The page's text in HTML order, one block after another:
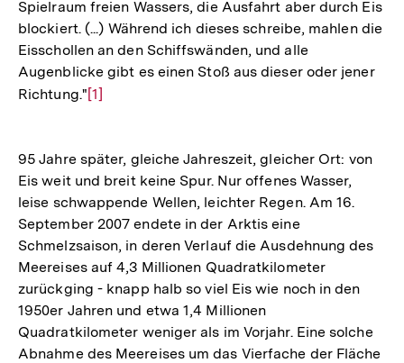
Spielraum freien Wassers, die Ausfahrt aber durch Eis
blockiert. (...) Während ich dieses schreibe, mahlen die
Eisschollen an den Schiffswänden, und alle
Augenblicke gibt es einen Stoß aus dieser oder jener
Richtung."Zur
Fußnote
[1]
95 Jahre später, gleiche Jahreszeit, gleicher Ort: von
Eis weit und breit keine Spur. Nur offenes Wasser,
leise schwappende Wellen, leichter Regen. Am 16.
September 2007 endete in der Arktis eine
Schmelzsaison, in deren Verlauf die Ausdehnung des
Meereises auf 4,3 Millionen Quadratkilometer
zurückging - knapp halb so viel Eis wie noch in den
1950er Jahren und etwa 1,4 Millionen
Quadratkilometer weniger als im Vorjahr. Eine solche
Abnahme des Meereises um das Vierfache der Fläche